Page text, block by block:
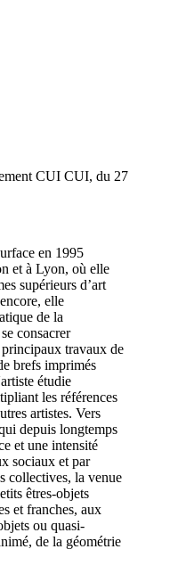
CUI CUI, du 27
en 1995
et à Lyon, où elle
supérieurs d’art
elle
de la
consacrer
travaux de
brefs imprimés
étudie
les références
artistes. Vers
depuis longtemps
et une intensité
sociaux et par
collectives, la venue
êtres-objets
et franches, aux
ou quasi-
de la géométrie